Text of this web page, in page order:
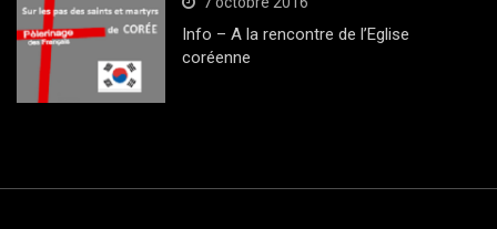
Info – A la rencontre de l’Eglise
coréenne